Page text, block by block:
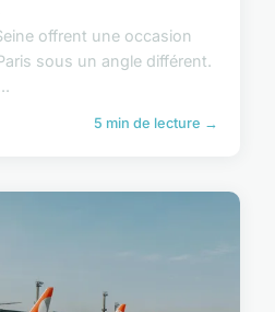
offrent une occasion
sous un angle différent.
5 min de lecture →